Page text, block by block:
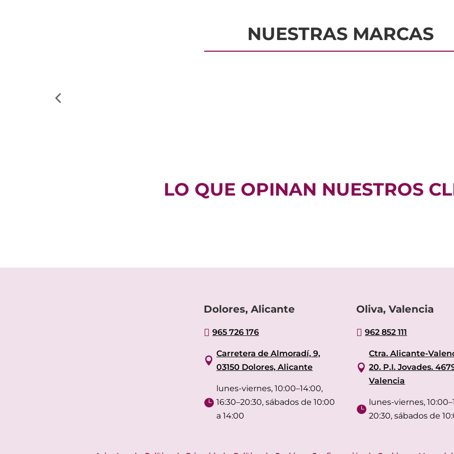
NUESTRAS MARCAS
LO QUE OPINAN NUESTROS
Dolores, Alicante
 965 726 176

Carretera de Almoradí, 9,
03150 Dolores, Alicante

lunes-viernes, 10:00–14:00,
16:30–20:30, sábados de 10:00
a 14:00
Oliva, Valencia
 962 852 111

Ctra. Alicante-
20. P.I. Jovades.
Valencia

lunes-viernes,
20:30, sábados de